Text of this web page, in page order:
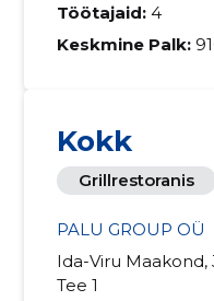
Töötajaid: 4
Keskmine Palk:
Kokk
Grillrestoranis
PALU GROUP OÜ
Ida-Viru Maakond,
Tee 1